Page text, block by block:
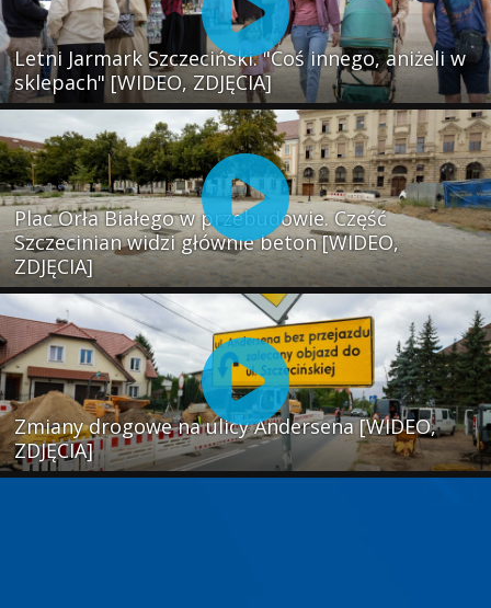
Letni Jarmark Szczeciński. "Coś innego, aniżeli w
sklepach" [WIDEO, ZDJĘCIA]
Plac Orła Białego w przebudowie. Część
Szczecinian widzi głównie beton [WIDEO,
ZDJĘCIA]
Zmiany drogowe na ulicy Andersena [WIDEO,
ZDJĘCIA]